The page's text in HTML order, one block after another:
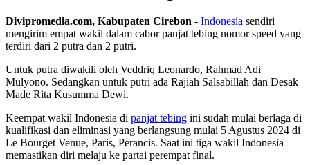
Divipromedia.com, Kabupaten Cirebon - Indonesia sendiri
mengirim empat wakil dalam cabor panjat tebing nomor speed yang
terdiri dari 2 putra dan 2 putri.
Untuk putra diwakili oleh Veddriq Leonardo, Rahmad Adi
Mulyono. Sedangkan untuk putri ada Rajiah Salsabillah dan Desak
Made Rita Kusumma Dewi.
Keempat wakil Indonesia di panjat tebing ini sudah mulai berlaga di
kualifikasi dan eliminasi yang berlangsung mulai 5 Agustus 2024 di
Le Bourget Venue, Paris, Perancis. Saat ini tiga wakil Indonesia
memastikan diri melaju ke partai perempat final.